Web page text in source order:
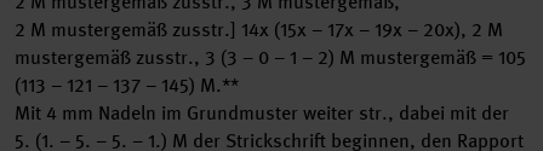
2 M mustergemäß zusstr.] 14x (15x – 17x – 19x – 20x), 2 M
mustergemäß zusstr., 3 (3 – 0 – 1 – 2) M mustergemäß = 105
(113 – 121 – 137 – 145) M.**
Mit 4 mm Nadeln im Grundmuster weiter str., dabei mit der
5. (1. – 5. – 5. – 1.) M der Strickschrift beginnen, den Rapport